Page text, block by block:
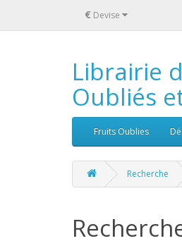
€ Devise
Librairie
Oubliés
Fruits Oublies
Recherche